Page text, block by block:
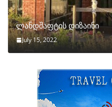
ლანდშაფტის დიზაინი
July 15, 2022